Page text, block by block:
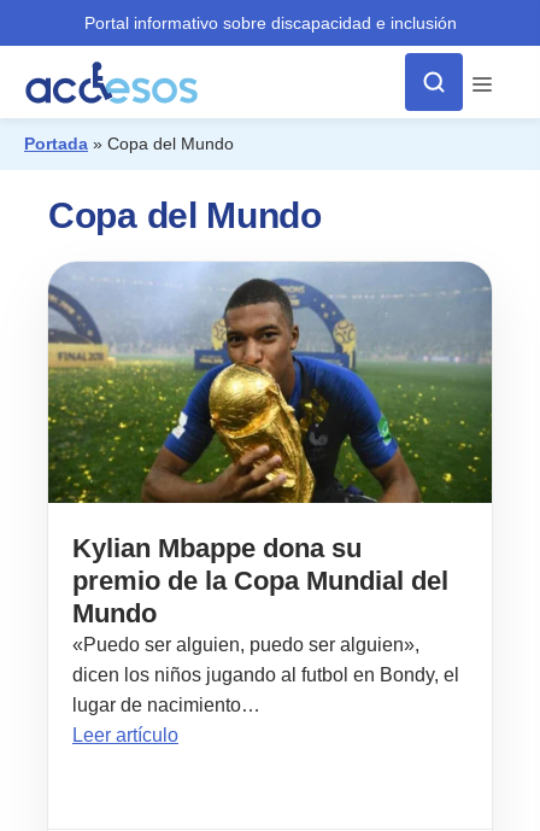
Portal informativo sobre discapacidad e inclusión
Menú
Portada » Copa del Mundo
Copa del Mundo
Kylian Mbappe dona su
premio de la Copa Mundial del
Mundo
«Puedo ser alguien, puedo ser alguien»,
dicen los niños jugando al futbol en Bondy, el
lugar de nacimiento…
Leer artículo